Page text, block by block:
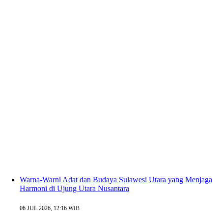
Warna-Warni Adat dan Budaya Sulawesi Utara yang Menjaga
Harmoni di Ujung Utara Nusantara
06 JUL 2026, 12:16 WIB